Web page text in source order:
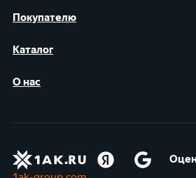
Покупателю
Каталог
О нас